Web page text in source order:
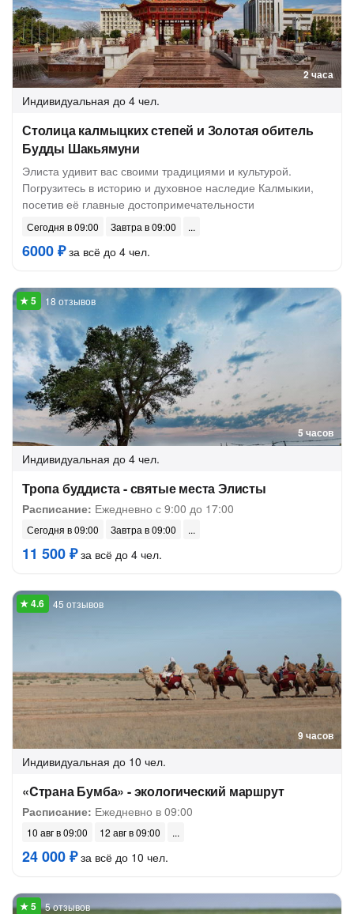
2 часа
Индивидуальная до 4 чел.
Столица калмыцких степей и Золотая обитель
Будды Шакьямуни
Элиста удивит вас своими традициями и культурой.
Погрузитесь в историю и духовное наследие Калмыкии,
посетив её главные достопримечательности
Сегодня в 09:00 Завтра в 09:00
6000 ₽за всё до 4 чел.
5 часов
18 отзывов
Индивидуальная до 4 чел.
Тропа буддиста - святые места Элисты
Расписание: Ежедневно с 9:00 до 17:00
Сегодня в 09:00 Завтра в 09:00
11 500 ₽за всё до 4 чел.
9 часов
45 отзывов
Индивидуальная до 10 чел.
«Cтрана Бумба» - экологический маршрут
Расписание: Ежедневно в 09:00
10 авг в 09:00 12 авг в 09:00
24 000 ₽за всё до 10 чел.
5 отзывов